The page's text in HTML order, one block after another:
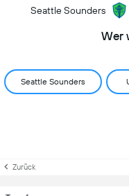
Seattle Sounders
Wer
Seattle Sounders
Zurück